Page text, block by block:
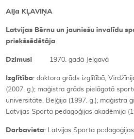
Aija KĻAVIŅA
Latvijas Bērnu un jauniešu invalīdu
priekšsēdētāja
Dzimusi 1970. gadā Jelgavā
Izglītība: doktora grāds izglītībā,
(2007. g.); maģistra grāds pielāgotā
universitāte, Beļģija (1997. g.); maģistra
Latvijas Sporta pedagoģijas akadēmija
Darbavieta: Latvijas Sporta